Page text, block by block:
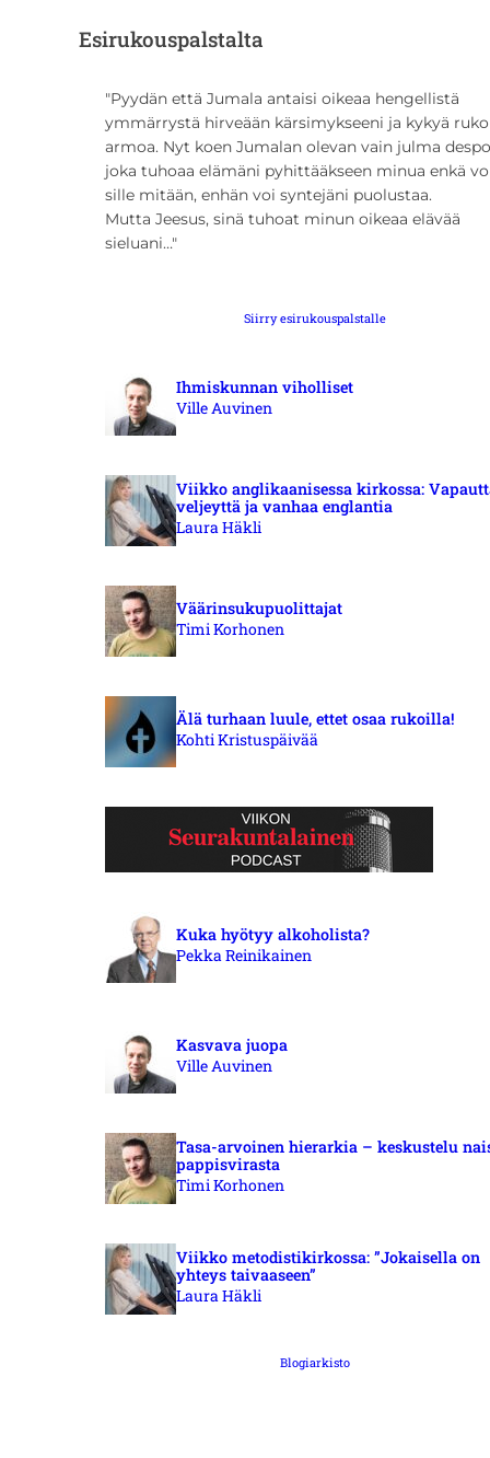
Esirukouspalstalta
Pyydän että Jumala antaisi oikeaa hengellistä
ymmärrystä hirveään kärsimykseeni ja kykyä
armoa. Nyt koen Jumalan olevan vain julma
joka tuhoaa elämäni pyhittääkseen minua enkä
sille mitään, enhän voi syntejäni puolustaa.
Mutta Jeesus, sinä tuhoat minun oikeaa elävää
sieluani…
Siirry esirukouspalstalle
Ihmiskunnan viholliset
Ville Auvinen
Viikko anglikaanisessa kirkossa:
veljeyttä ja vanhaa englantia
Laura Häkli
Väärinsukupuolittajat
Timi Korhonen
Älä turhaan luule, ettet osaa rukoilla!
Kohti Kristuspäivää
Kuka hyötyy alkoholista?
Pekka Reinikainen
Kasvava juopa
Ville Auvinen
Tasa-arvoinen hierarkia – keskustelu
pappisvirasta
Timi Korhonen
Viikko metodistikirkossa: ”Jokaisella on
yhteys taivaaseen”
Laura Häkli
Blogiarkisto